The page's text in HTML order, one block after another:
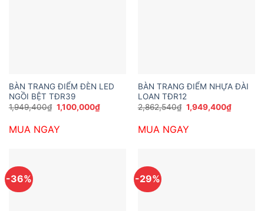
BÀN TRANG ĐIỂM ĐÈN LED
NGỒI BỆT TĐR39
1,949,400₫ Giá
gốc
1,949,400₫.
1,100,000₫Giá
hiện
MUA NGAY
BÀN TRANG ĐIỂM NHỰA ĐÀI
LOAN TĐR12
2,862,540₫ Giá
gốc
2,862,540₫.
1,949,400₫Giá
hiện
MUA NGAY
-36% -29%